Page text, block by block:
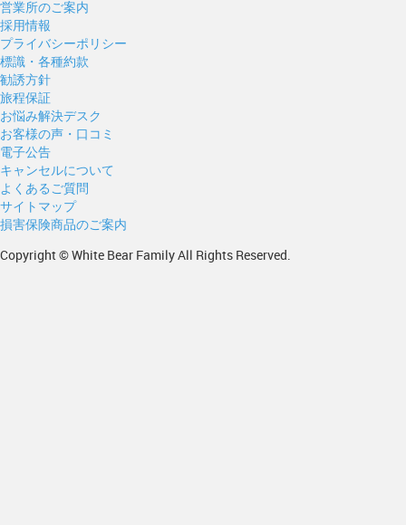
営業所のご案内
採用情報
プライバシーポリシー
標識・各種約款
勧誘方針
旅程保証
お悩み解決デスク
お客様の声・口コミ
電子公告
キャンセルについて
よくあるご質問
サイトマップ
損害保険商品のご案内
Copyright © White Bear Family All Rights Reserved.